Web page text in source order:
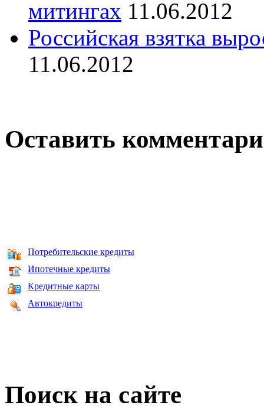
митингах 11.06.2012
Российская взятка
11.06.2012
Оставить
Потребительские кредиты
Ипотечные кредиты
Кредитные карты
Автокредиты
Поиск на сайте